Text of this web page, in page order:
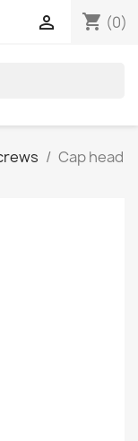
shopping_cart (0)

Cap head